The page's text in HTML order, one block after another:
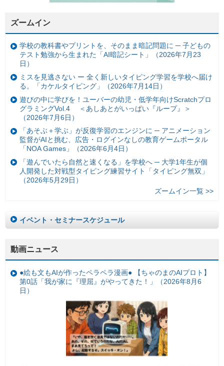
ズームイン
学校の教科書やプリントを、そのまま暗記問題に ─ 子どもの
テスト勉強から生まれた「AI暗記シート」（2026年7月23
日）
ミスを見逃さない ー 全く新しいタイピング学習を学校へ届け
る。「カケルタイピング」（2026年7月14日）
遊びの中に学びを！ユーバーの幼児・低学年向けScratchプロ
グラミングVol.4 ＜あしあとがいっぱい『ループ』＞
（2026年7月6日）
「あそぶ＋学ぶ」が反復学習のエンジンに ─ アニメーション
監督がAIと挑む、広告・ログインなしの教育ゲームポータル
「NOA Games」（2026年6月4日）
「遊んでいたら自然と速くなる」を学校へ ─ 大学1年生が個
人開発した対戦型タイピング練習サイト「タイピング無双」
（2026年5月29日）
ズームイン一覧 >>
イベント・セミナースケジュール
動画ニュース
●絵も文もAIが作ったペラペラ漫画● 【ちゃのまのAIプロト】
第0話「我が家に『理屈』がやってきた！」（2026年8月6
日）